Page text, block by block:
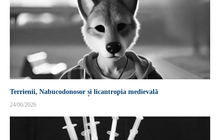
Terrienii, Nabucodonosor și licantropia medievală
24/06/2026